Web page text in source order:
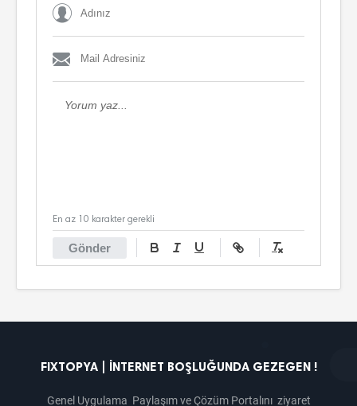
Gönder
En az 10 karakter gerekli
FIXTOPYA | İNTERNET BOŞLUĞUNDA GEZEGEN !
Genel Uygulama Paylaşım ve Çözüm Portalını ziyaret